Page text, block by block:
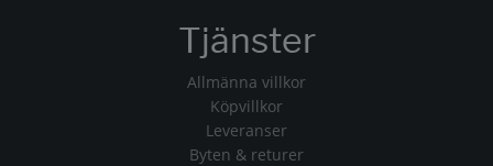
Tjänster
Allmänna villkor
Köpvillkor
Leveranser
Byten & returer